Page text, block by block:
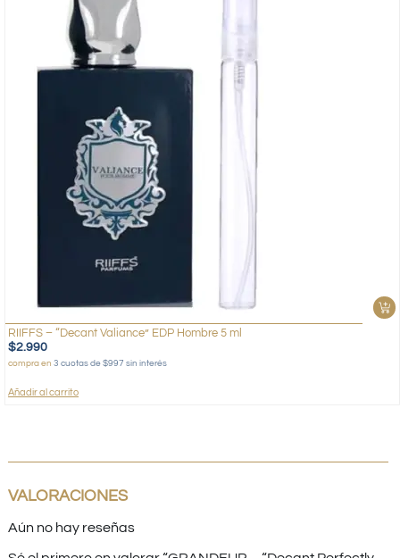
RIIFFS – “Decant Valiance” EDP Hombre 5 ml
$2.990
compra en 3 cuotas de $997 sin interés
Añadir al carrito
VALORACIONES
Aún no hay reseñas